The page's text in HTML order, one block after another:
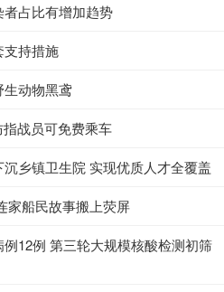
占比有增加趋势
支持措施
动物黑鸢
指战员可免费乘车
河北衡水中级以上职称医师下沉乡镇卫生院 实现优质人才全覆盖
家船民故事搬上荧屏
12例 第三轮大规模核酸检测初筛